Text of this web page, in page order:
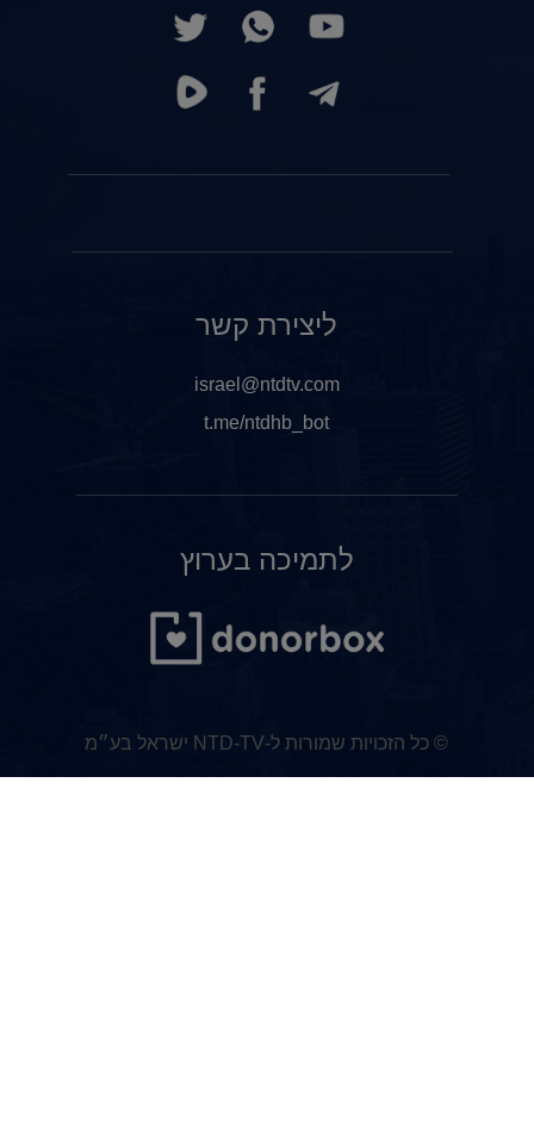
לתמיכה בערוץ
ליצירת קשר
israel@ntdtv.com
t.me/ntdhb_bot
© כל הזכויות שמורות ל-NTD-TV ישראל בע״מ